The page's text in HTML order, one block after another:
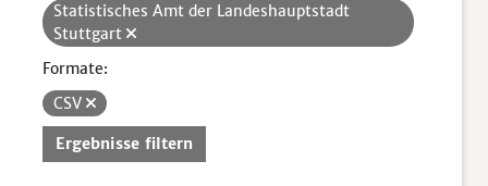
Statistisches Amt der Landeshauptstadt
Stuttgart
Formate:
CSV
Ergebnisse filtern